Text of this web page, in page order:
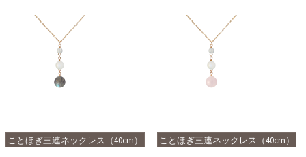
ことほぎ三連ネックレス（40cm） ことほぎ三連ネックレス（40cm）